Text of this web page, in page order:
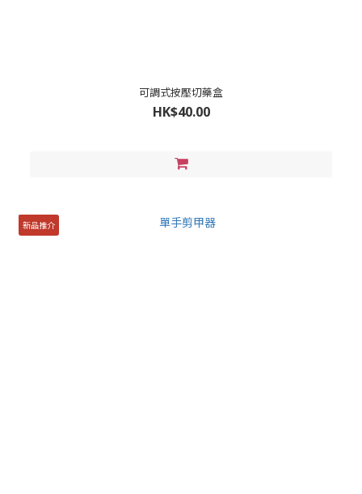
可調式按壓切藥盒
HK$40.00
新品推介